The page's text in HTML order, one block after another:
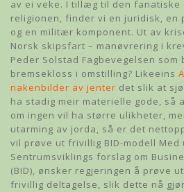
av ei veke. I tillæg til den fanatiske
religionen, finder vi en juridisk, en
og en militær komponent. Ut av
Norsk skipsfart – manøvrering i
Peder Solstad Fagbevegelsen
bremsekloss i omstilling? Likeeins
nakenbilder av jenter det slik at
ha stadig meir materielle gode, så
om ingen vil ha større ulikheter,
utarming av jorda, så er det
vil prøve ut frivillig BID-modell Med
Sentrumsviklings forslag om
(BID), ønsker regjeringen å prøve
frivillig deltagelse, slik dette nå